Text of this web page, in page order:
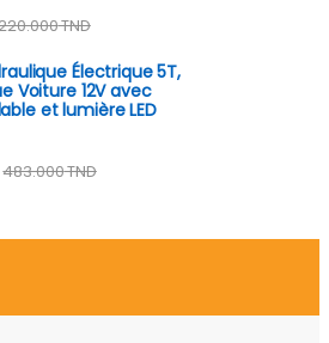
TND
Électrique 5T,
Voiture 12V avec
et lumière LED
483.000TND